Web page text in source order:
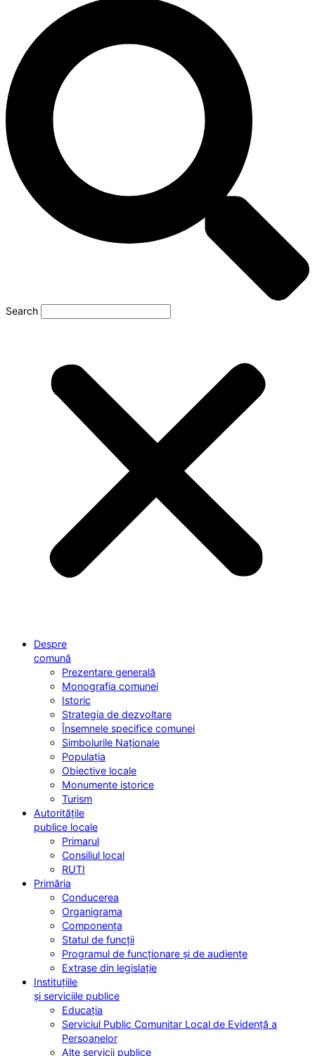
Search
Despre
comună
Prezentare generală
Monografia comunei
Istoric
Strategia de dezvoltare
Însemnele specifice comunei
Simbolurile Naționale
Populația
Obiective locale
Monumente istorice
Turism
Autoritățile
publice locale
Primarul
Consiliul local
RUTI
Primăria
Conducerea
Organigrama
Componența
Statul de funcții
Programul de funcționare și de audiențe
Extrase din legislație
Instituțiile
și serviciile publice
Educația
Serviciul Public Comunitar Local de Evidență a
Persoanelor
Alte servicii publice